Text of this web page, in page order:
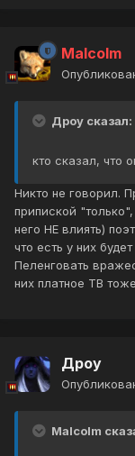
Malcolm
Дроу сказал:
кто сказал, что
Никто не говорил.
припиской
него НЕ влиять)
что есть у них
Пеленговать
них платное ТВ
Дроу
Malcolm